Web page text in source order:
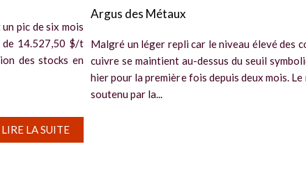
pic de six mois
de 14.527,50 $/t
des stocks en
LIRE LA SUITE
Argus des Métaux
Malgré un léger repli car le niveau élevé des
cuivre se maintient au-dessus du seuil
hier pour la première fois depuis deux mois.
soutenu par la...